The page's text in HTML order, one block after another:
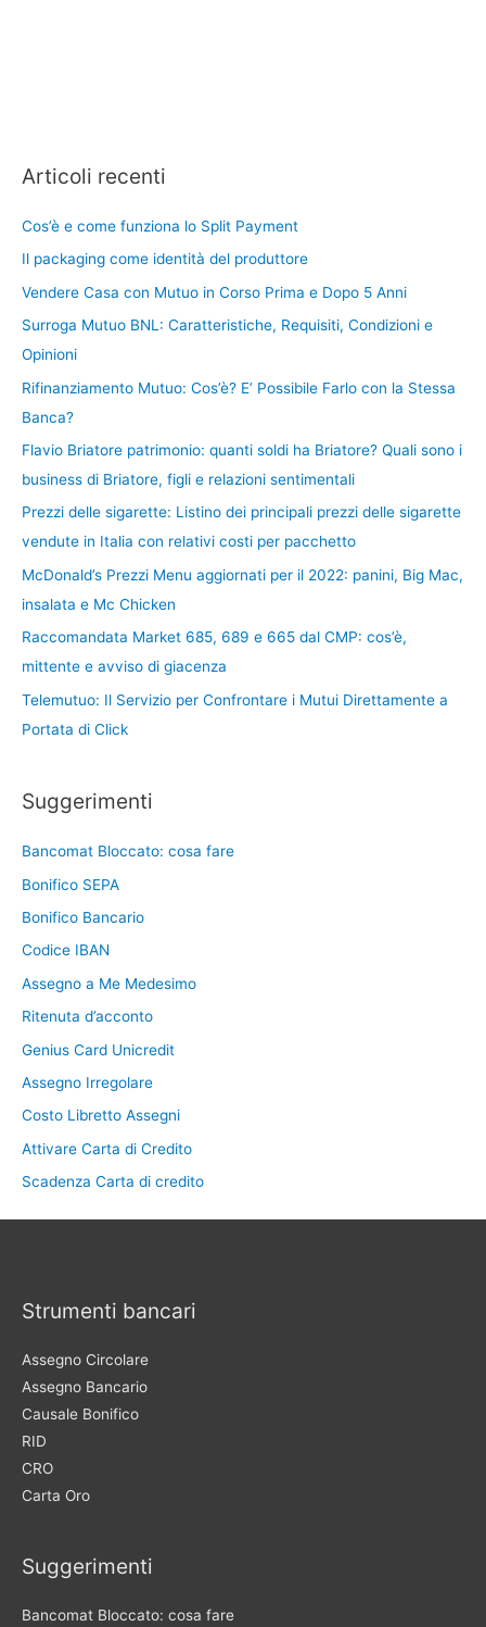
Articoli recenti
Cos’è e come funziona lo Split Payment
Il packaging come identità del produttore
Vendere Casa con Mutuo in Corso Prima e Dopo 5 Anni
Surroga Mutuo BNL: Caratteristiche, Requisiti, Condizioni e
Opinioni
Rifinanziamento Mutuo: Cos’è? E’ Possibile Farlo con la Stessa
Banca?
Flavio Briatore patrimonio: quanti soldi ha Briatore? Quali sono i
business di Briatore, figli e relazioni sentimentali
Prezzi delle sigarette: Listino dei principali prezzi delle sigarette
vendute in Italia con relativi costi per pacchetto
McDonald’s Prezzi Menu aggiornati per il 2022: panini, Big Mac,
insalata e Mc Chicken
Raccomandata Market 685, 689 e 665 dal CMP: cos’è,
mittente e avviso di giacenza
Telemutuo: Il Servizio per Confrontare i Mutui Direttamente a
Portata di Click
Suggerimenti
Bancomat Bloccato: cosa fare
Bonifico SEPA
Bonifico Bancario
Codice IBAN
Assegno a Me Medesimo
Ritenuta d’acconto
Genius Card Unicredit
Assegno Irregolare
Costo Libretto Assegni
Attivare Carta di Credito
Scadenza Carta di credito
Strumenti bancari
Assegno Circolare
Assegno Bancario
Causale Bonifico
RID
CRO
Carta Oro
Suggerimenti
Bancomat Bloccato: cosa fare